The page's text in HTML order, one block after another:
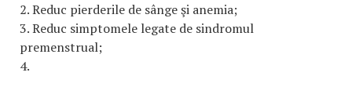
2. Reduc pierderile de sânge şi anemia;
3. Reduc simptomele legate de sindromul
premenstrual;
4.